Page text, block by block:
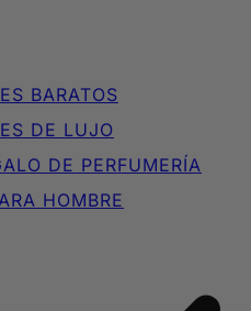
BARATOS
DE LUJO
DE PERFUMERÍA
HOMBRE